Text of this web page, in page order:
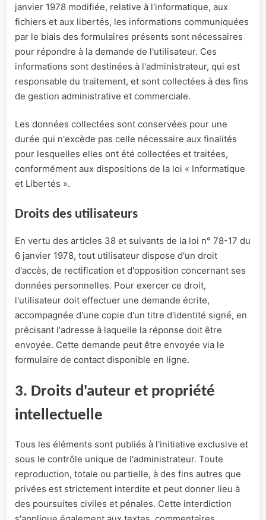
janvier 1978 modifiée, relative à l'informatique, aux
fichiers et aux libertés, les informations communiquées
par le biais des formulaires présents sont nécessaires
pour répondre à la demande de l'utilisateur. Ces
informations sont destinées à l'administrateur, qui est
responsable du traitement, et sont collectées à des fins
de gestion administrative et commerciale.
Les données collectées sont conservées pour une
durée qui n'excède pas celle nécessaire aux finalités
pour lesquelles elles ont été collectées et traitées,
conformément aux dispositions de la loi « Informatique
et Libertés ».
Droits des utilisateurs
En vertu des articles 38 et suivants de la loi n° 78-17 du
6 janvier 1978, tout utilisateur dispose d'un droit
d'accès, de rectification et d'opposition concernant ses
données personnelles. Pour exercer ce droit,
l'utilisateur doit effectuer une demande écrite,
accompagnée d'une copie d'un titre d'identité signé, en
précisant l'adresse à laquelle la réponse doit être
envoyée. Cette demande peut être envoyée via le
formulaire de contact disponible en ligne.
3. Droits d'auteur et propriété
intellectuelle
Tous les éléments sont publiés à l'initiative exclusive et
sous le contrôle unique de l'administrateur. Toute
reproduction, totale ou partielle, à des fins autres que
privées est strictement interdite et peut donner lieu à
des poursuites civiles et pénales. Cette interdiction